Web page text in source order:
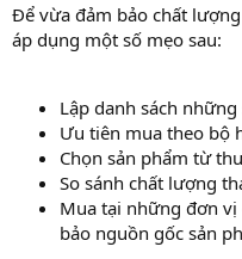
Để vừa đảm bảo chất
áp dụng một số mẹo sau:
Lập danh sách
Ưu tiên mua theo bộ
Chọn sản phẩm từ
So sánh chất lượng
Mua tại những đơn vị
bảo nguồn gốc sản